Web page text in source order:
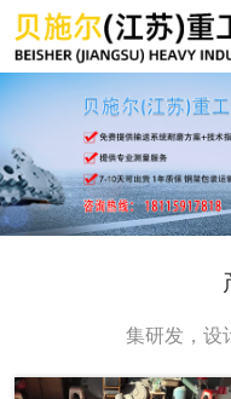
集研发，设